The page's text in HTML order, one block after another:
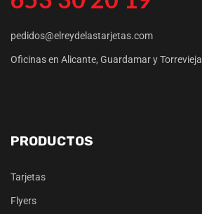
pedidos@elreydelastarjetas.com
Oficinas en Alicante, Guardamar y Torrevieja
PRODUCTOS
Tarjetas
Flyers